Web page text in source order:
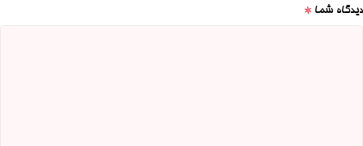
دیدگاه شما *